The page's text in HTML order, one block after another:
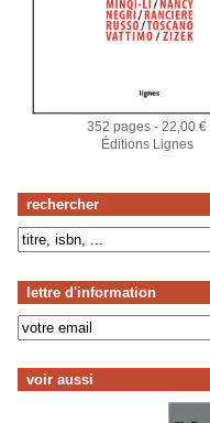
rechercher
lettre d'information
voir aussi
352 pages - 22,00 €
Éditions Lignes